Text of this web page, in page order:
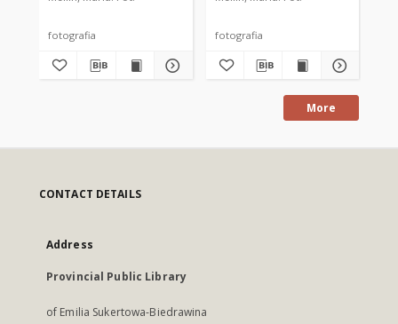
fotografia fotografia
More
CONTACT DETAILS
Address
Provincial Public Library
of Emilia Sukertowa-Biedrawina